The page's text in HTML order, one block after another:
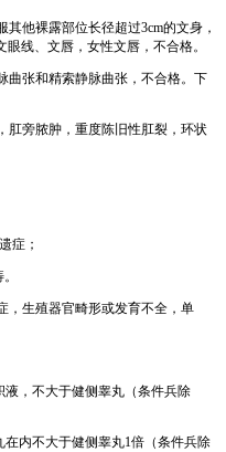
他裸露部位长径超过3cm的文身，
线、文唇，女性文唇，不合格。
曲张和精索静脉曲张，不合格。下
肛旁脓肿，重度陈旧性肛裂，环状
症；
，生殖器官畸形或发育不全，单
液，不大于健侧睾丸（条件兵除
在内不大于健侧睾丸1倍（条件兵除